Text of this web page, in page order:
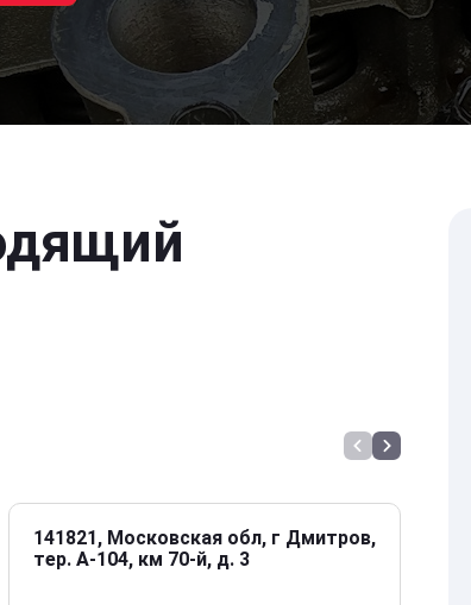
141821, Московская обл, г Дмитров,
тер. А-104, км 70-й, д. 3